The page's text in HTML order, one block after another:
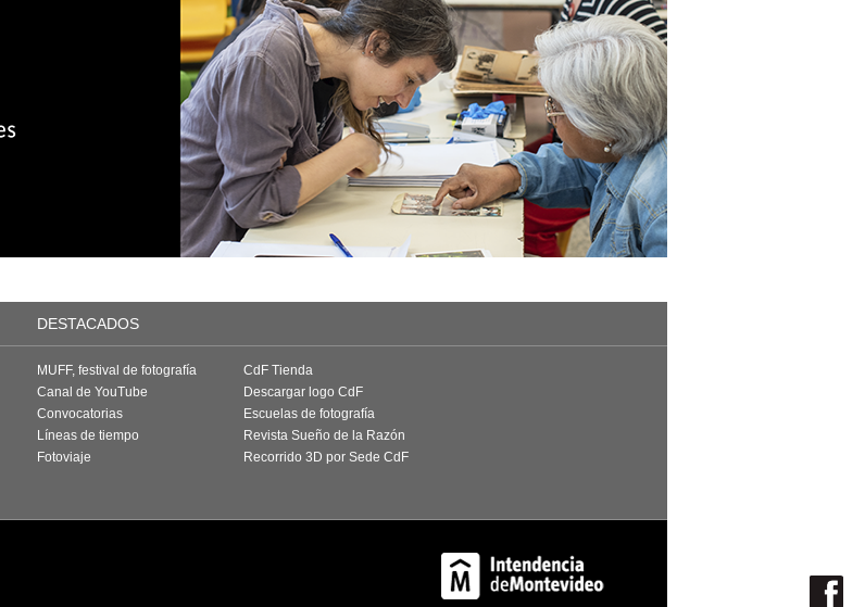
DESTACADOS
MUFF, festival de fotografía
Canal de YouTube
Convocatorias
Líneas de tiempo
Fotoviaje
CdF Tienda
Descargar logo CdF
Escuelas de fotografía
Revista Sueño de la Razón
Recorrido 3D por Sede CdF